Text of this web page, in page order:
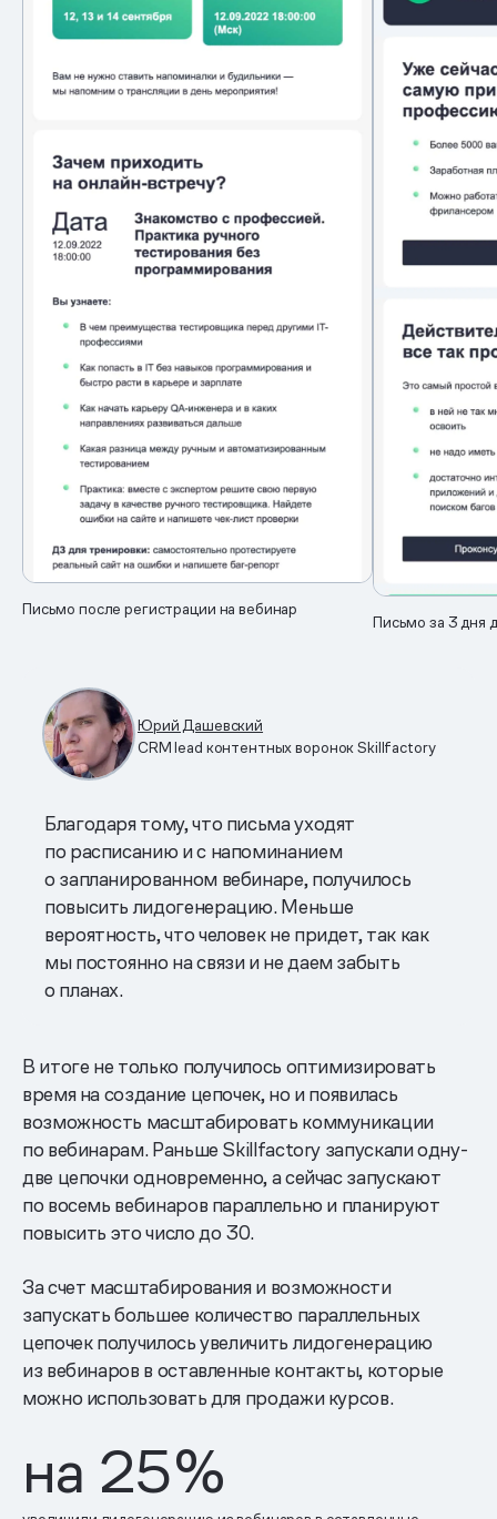
Письмо после регистрации на вебинар
Письмо за 3 дня
Юрий Дашевский
CRM lead контентных воронок Skillfactory
Благодаря тому, что письма уходят
по расписанию и с напоминанием
о запланированном вебинаре, получилось
повысить лидогенерацию. Меньше
вероятность, что человек не придет, так как
мы постоянно на связи и не даем забыть
о планах.
В итоге не только получилось оптимизировать
время на создание цепочек, но и появилась
возможность масштабировать коммуникации
по вебинарам. Раньше Skillfactory запускали одну-
две цепочки одновременно, а сейчас запускают
по восемь вебинаров параллельно и планируют
повысить это число до 30.
За счет масштабирования и возможности
запускать большее количество параллельных
цепочек получилось увеличить лидогенерацию
из вебинаров в оставленные контакты, которые
можно использовать для продажи курсов.
на 25%